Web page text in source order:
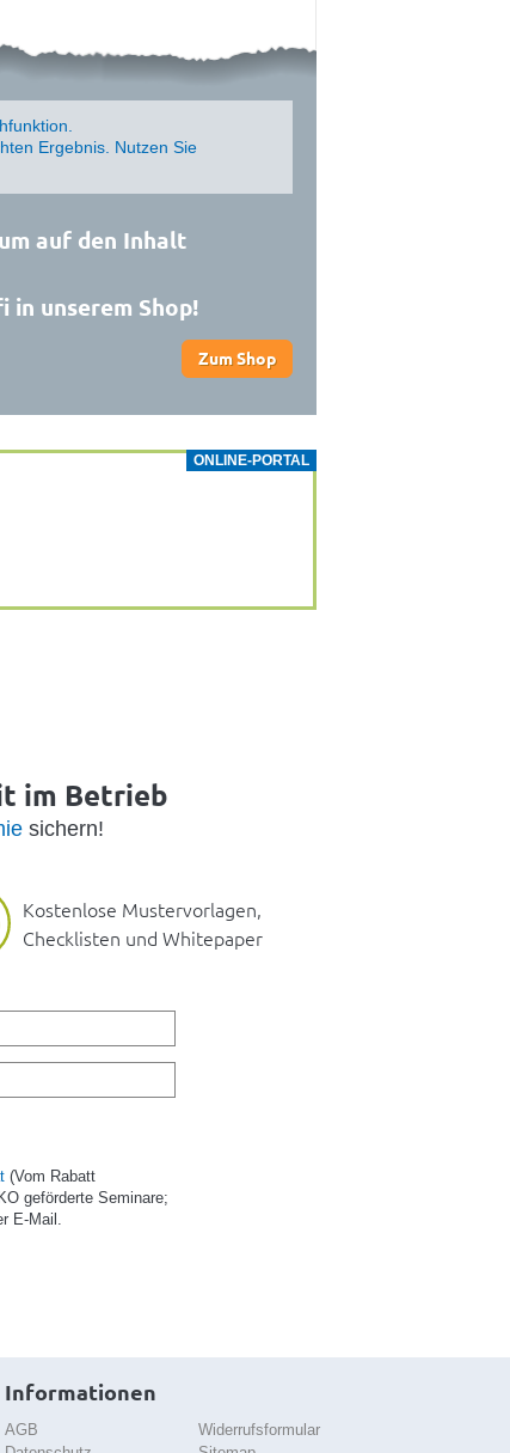
Ergebnis. Nutzen Sie
auf den Inhalt
unserem Shop!
Zum Shop
ONLINE-PORTAL
im Betrieb
sichern!
Kostenlose Mustervorlagen,
Checklisten und Whitepaper
(Vom Rabatt
geförderte Seminare;
E-Mail.
Informationen
AGB
Widerrufsformular